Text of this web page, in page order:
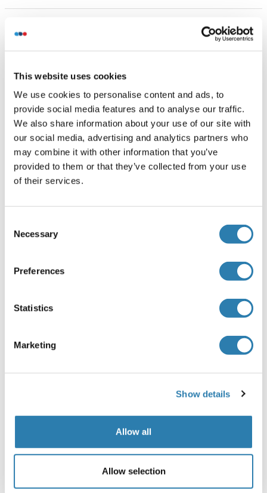
This website uses cookies
We use cookies to personalise content and ads, to
provide social media features and to analyse our traffic.
We also share information about your use of our site with
our social media, advertising and analytics partners who
may combine it with other information that you’ve
provided to them or that they’ve collected from your use
of their services.
Selection
Necessary
Preferences
Statistics
Marketing
Show details
Allow all
Allow selection
Anwendungsinformationen
(ausblenden)
Applikationshinweise
IF(IHC-F) 1:50-200
IF(ICC) 1:50-200
Beschränkungen
Nur für Forschungszwecke einsetzbar
Handhabung
Aqueous buffered solution containing 0.01M TBS ( pH 7.4)
with 1 % BSA, 0.03 % Proclin300 and 50 % Glycerol.
This product contains ProClin: a POISONOUS AND
Lagerung
Informationen zur Lagerung